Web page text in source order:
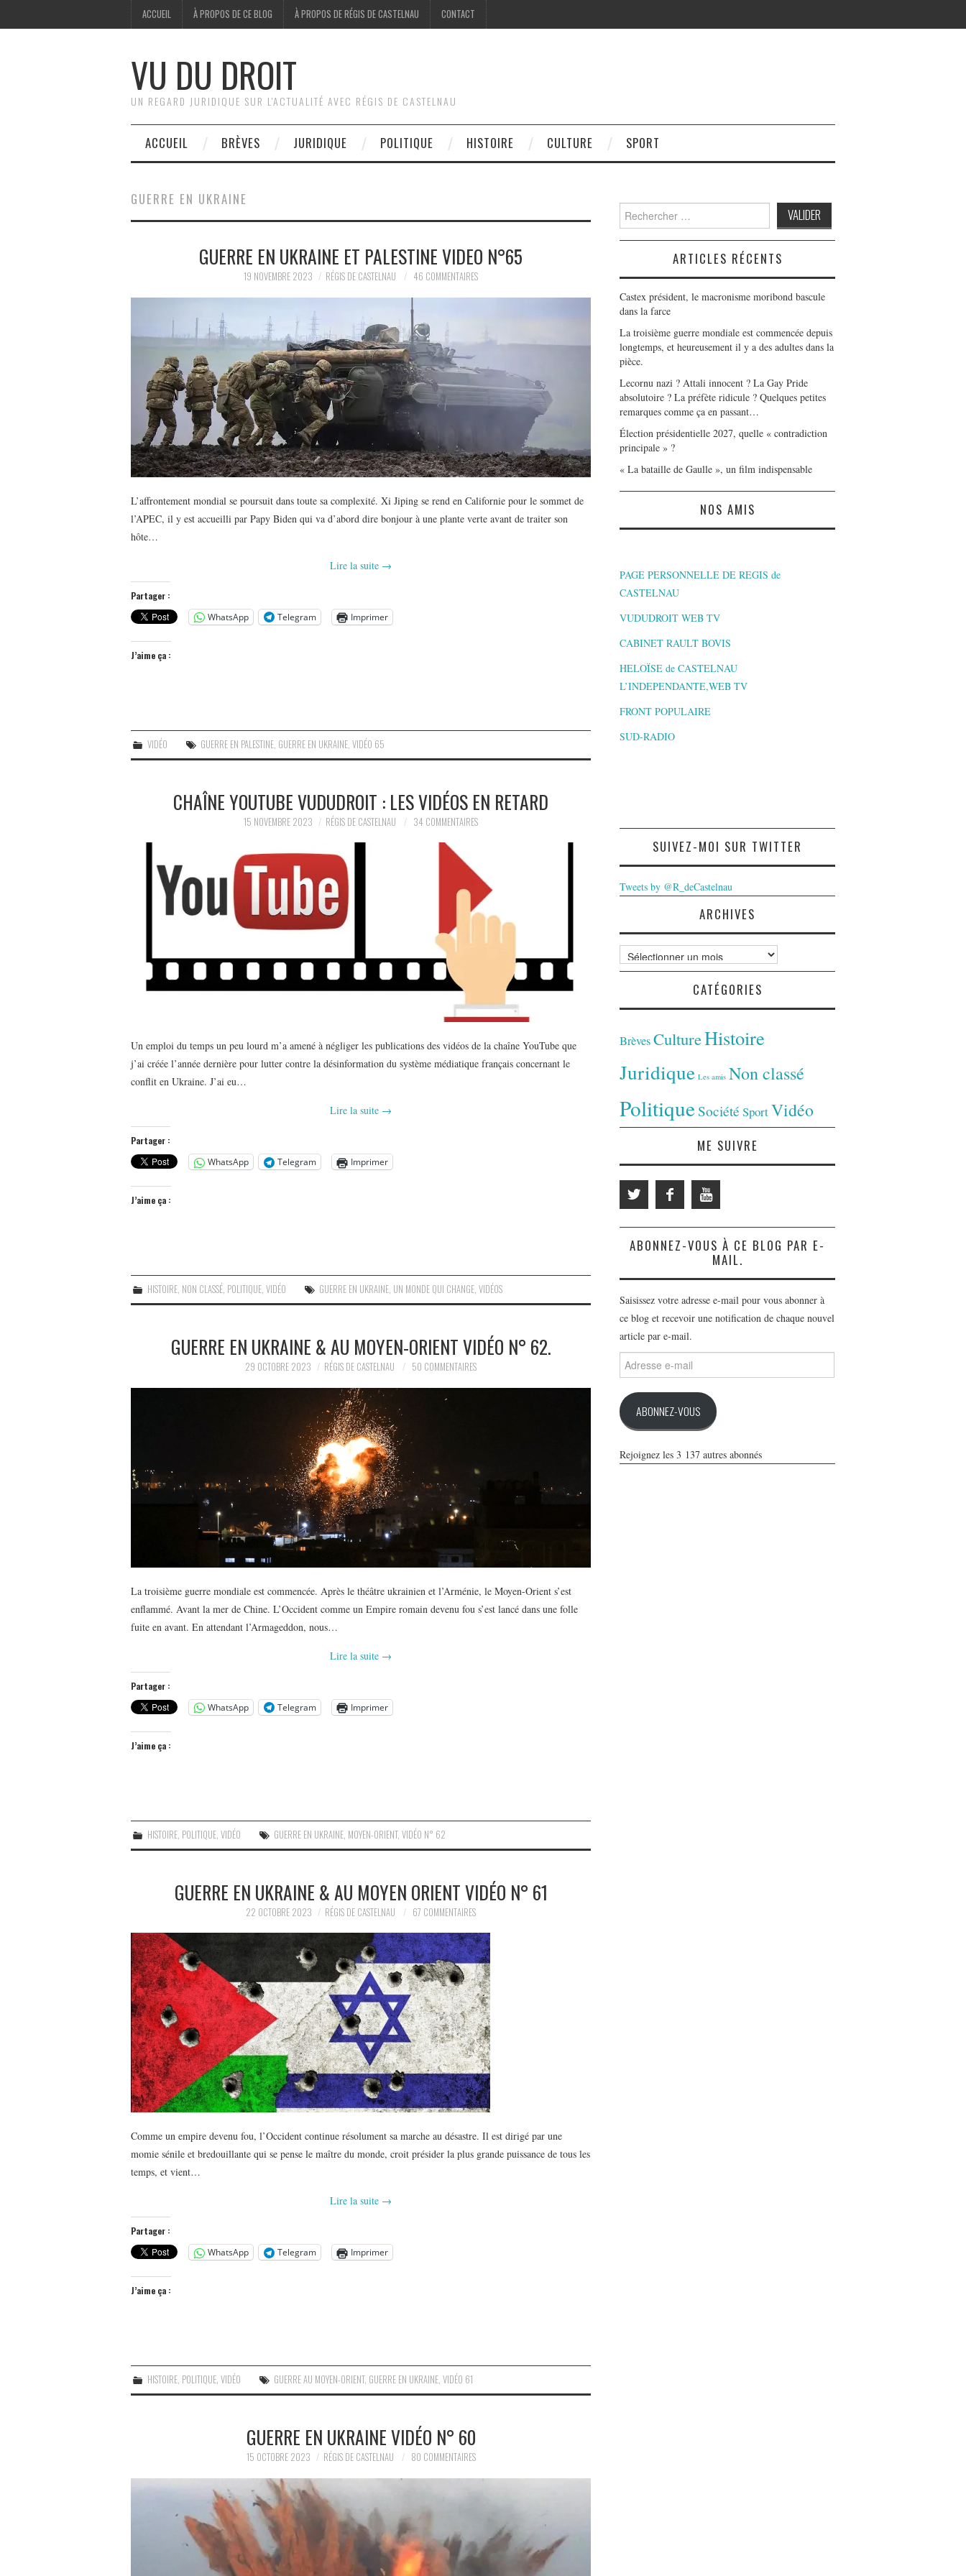
ACCUEIL À PROPOS DE CE BLOG À PROPOS DE RÉGIS DE CASTELNAU CONTACT
VU DU DROIT
UN REGARD JURIDIQUE SUR L'ACTUALITÉ AVEC RÉGIS DE CASTELNAU
ACCUEIL BRÈVES JURIDIQUE POLITIQUE HISTOIRE CULTURE SPORT
GUERRE EN UKRAINE
GUERRE EN UKRAINE ET PALESTINE VIDEO N°65
19 NOVEMBRE 2023 RÉGIS DE CASTELNAU 46 COMMENTAIRES
L’affrontement mondial se poursuit dans toute sa complexité. Xi Jiping se rend en Californie pour le sommet de
l’APEC, il y est accueilli par Papy Biden qui va d’abord dire bonjour à une plante verte avant de traiter son
hôte…
Lire la suite →
Partager :
WhatsApp
Telegram Imprimer
J’aime ça :
VIDÉO GUERRE EN PALESTINE GUERRE EN UKRAINE ,VIDÉO 65
CHAÎNE YOUTUBE VUDUDROIT : LES VIDÉOS EN RETARD
15 NOVEMBRE 2023 RÉGIS DE CASTELNAU 34 COMMENTAIRES
Un emploi du temps un peu lourd m’a amené à négliger les publications des vidéos de la chaîne YouTube que
j’ai créée l’année dernière pour lutter contre la désinformation du système médiatique français concernant le
conflit en Ukraine. J’ai eu…
Lire la suite →
Partager :
WhatsApp
Telegram Imprimer
J’aime ça :
HISTOIRE, NON CLASSÉ, POLITIQUE,VIDÉO GUERRE EN UKRAINE, UN MONDE QUI CHANGE,VIDÉOS
GUERRE EN UKRAINE & AU MOYEN-ORIENT VIDÉO N° 62.
29 OCTOBRE 2023 RÉGIS DE CASTELNAU 50 COMMENTAIRES
La troisième guerre mondiale est commencée. Après le théâtre ukrainien et l’Arménie, le Moyen-Orient s’est
enflammé. Avant la mer de Chine. L’Occident comme un Empire romain devenu fou s’est lancé dans une folle
fuite en avant. En attendant l’Armageddon, nous…
Lire la suite →
Partager :
WhatsApp
Telegram Imprimer
J’aime ça :
HISTOIRE POLITIQUE ,VIDÉO GUERRE EN UKRAINE MOYEN-ORIENT,VIDÉO N° 62
GUERRE EN UKRAINE & AU MOYEN ORIENT VIDÉO N° 61
22 OCTOBRE 2023 RÉGIS DE CASTELNAU 67 COMMENTAIRES
Comme un empire devenu fou, l’Occident continue résolument sa marche au désastre. Il est dirigé par une
momie sénile et bredouillante qui se pense le maître du monde, croit présider la plus grande puissance de tous les
temps, et vient…
Lire la suite →
Partager :
WhatsApp
Telegram Imprimer
J’aime ça :
HISTOIRE, POLITIQUE,VIDÉO GUERRE AU MOYEN-ORIENT, GUERRE EN UKRAINE,VIDÉO 61
GUERRE EN UKRAINE VIDÉO N° 60
15 OCTOBRE 2023 RÉGIS DE CASTELNAU 80 COMMENTAIRES
Search
for:
ARTICLES RÉCENTS
Castex président, le macronisme moribond bascule
dans la farce
La troisième guerre mondiale est commencée depuis
longtemps, et heureusement il y a des adultes dans la
pièce.
Lecornu nazi ? Attali innocent ? La Gay Pride
absolutoire ? La préfète ridicule ? Quelques petites
remarques comme ça en passant…
Élection présidentielle 2027, quelle « contradiction
principale » ?
« La bataille de Gaulle », un film indispensable
NOS AMIS
PAGE PERSONNELLE DE REGIS de
CASTELNAU
VUDUDROIT WEB TV
CABINET RAULT BOVIS
HELOÏSE de CASTELNAU
L’INDEPENDANTE,WEB TV
FRONT POPULAIRE
SUD-RADIO
SUIVEZ-MOI SUR TWITTER
Tweets by @R_deCastelnau
ARCHIVES
Archives
CATÉGORIES
BrèvesCultureHistoire
Juridique Les amis Non classé
PolitiqueSociété SportVidéo
ME SUIVRE
ABONNEZ-VOUS À CE BLOG PAR E-
MAIL.
Saisissez votre adresse e-mail pour vous abonner à
ce blog et recevoir une notification de chaque nouvel
article par e-mail.
Adresse
e-
ABONNEZ-VOUS
Rejoignez les 3 137 autres abonnés